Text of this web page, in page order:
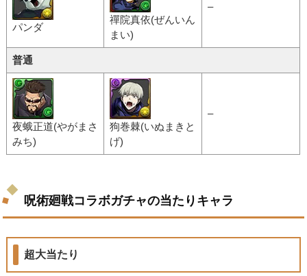
パンダ
禪院真依(ぜんいん
まい)
–
普通
夜蛾正道(やがまさ
みち)
狗巻棘(いぬまきと
げ)
–
呪術廻戦コラボガチャの当たりキャラ
超大当たり